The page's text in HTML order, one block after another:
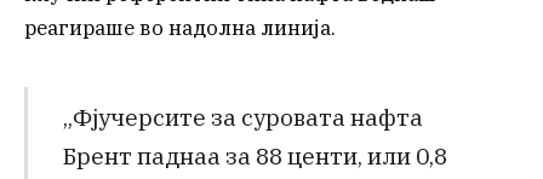
реагираше во надолна линија.
„Фјучерсите за суровата нафта
Брент паднаа за 88 центи, или 0,8